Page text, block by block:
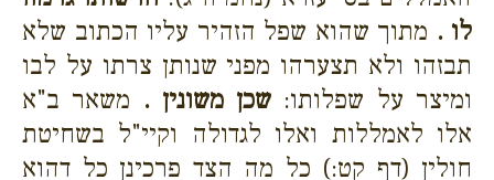
לו . מתוך שהוא שפל הזהיר עליו הכתוב שלא
תבזהו ולא תצערהו מפני שנותן צרתו על לבו
ומיצר על שפלותו: שכן משונין . משאר ב"א
אלו לאמללות ואלו לגדולה וקיי"ל בשחיטת
חולין (דף קט:) כל מה הצד פרכינן כל דהוא